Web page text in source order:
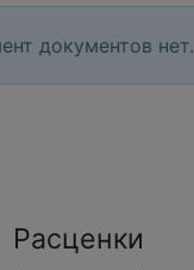
документов нет.
Расценки